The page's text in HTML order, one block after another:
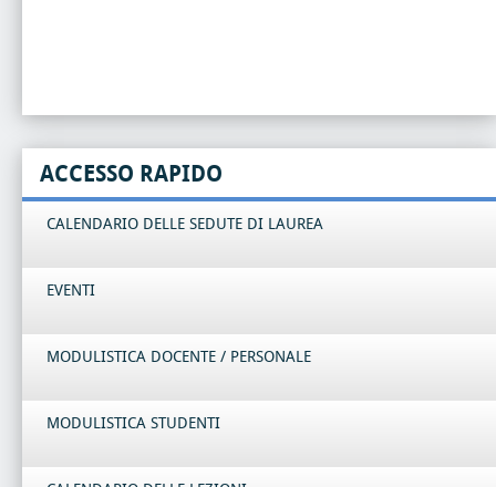
ACCESSO RAPIDO
CALENDARIO DELLE SEDUTE DI LAUREA
EVENTI
MODULISTICA DOCENTE / PERSONALE
MODULISTICA STUDENTI